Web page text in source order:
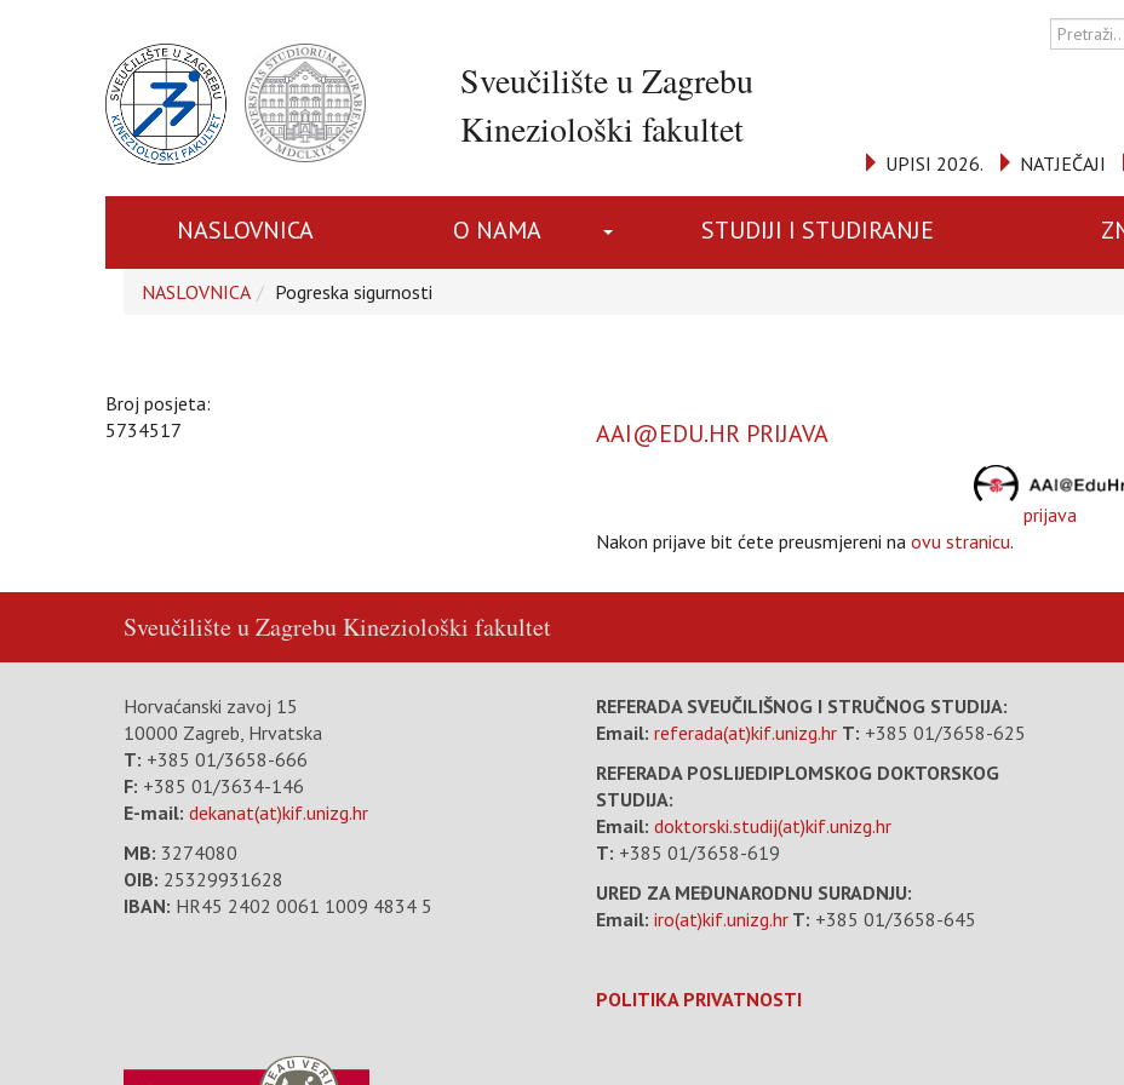
Sveučilište u Zagrebu
Kineziološki fakultet
NATJEČAJI
UPISI 2026.
NASLOVNICA O NAMA STUDIJI I STUDIRANJE
NASLOVNICA Pogreska sigurnosti
Broj posjeta:
5734517
AAI@EDU.HR PRIJAVA
prijava
Nakon prijave bit ćete preusmjereni na ovu stranicu.
Sveučilište u ZagrebuKineziološki fakultet
Horvaćanski zavoj 15
10000 Zagreb, Hrvatska
T: +385 01/3658-666
F: +385 01/3634-146
E-mail: dekanat(at)kif.unizg.hr
MB: 3274080
OIB: 25329931628
IBAN: HR45 2402 0061 1009 4834 5
REFERADA SVEUČILIŠNOG I STRUČNOG STUDIJA:
Email: referada(at)kif.unizg.hr T: +385 01/3658-625
REFERADA POSLIJEDIPLOMSKOG DOKTORSKOG
STUDIJA:
Email: doktorski.studij(at)kif.unizg.hr
T: +385 01/3658-619
URED ZA MEĐUNARODNU SURADNJU:
Email: iro(at)kif.unizg.hr T: +385 01/3658-645
POLITIKA PRIVATNOSTI